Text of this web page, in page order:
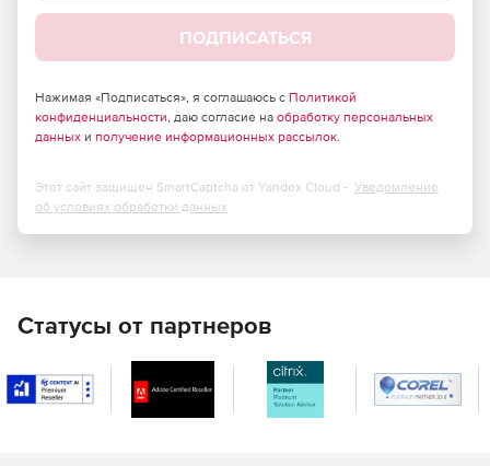
ПОДПИСАТЬСЯ
Нажимая «Подписаться», я соглашаюсь с Политикой
конфиденциальности, даю согласие на обработку персональных
данных и получение информационных рассылок.
Этот сайт защищен SmartCaptcha от Yandex Cloud - Уведомление
об условиях обработки данных
Статусы от партнеров